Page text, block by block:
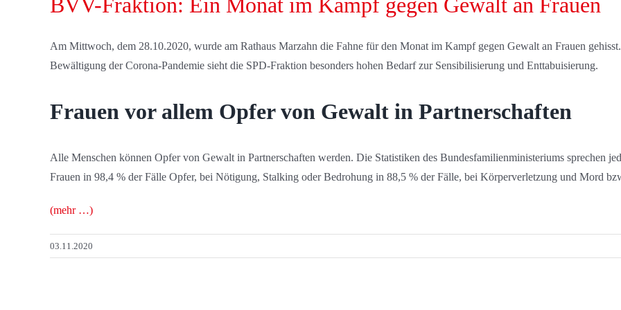
Am Mittwoch, dem 28.10.2020, wurde am Rathaus Marzahn die Fahne für den Monat im Kampf gegen Gewalt an Frauen
Bewältigung der Corona-Pandemie sieht die SPD-Fraktion besonders hohen Bedarf zur Sensibilisierung und Enttabuisierung.
Frauen vor allem Opfer von Gewalt in Partnerschaften
Alle Menschen können Opfer von Gewalt in Partnerschaften werden. Die Statistiken des Bundesfamilienministeriums sprechen
Frauen in 98,4 % der Fälle Opfer, bei Nötigung, Stalking oder Bedrohung in 88,5 % der Fälle, bei Körperverletzung und Mord
(mehr …)
03.11.2020